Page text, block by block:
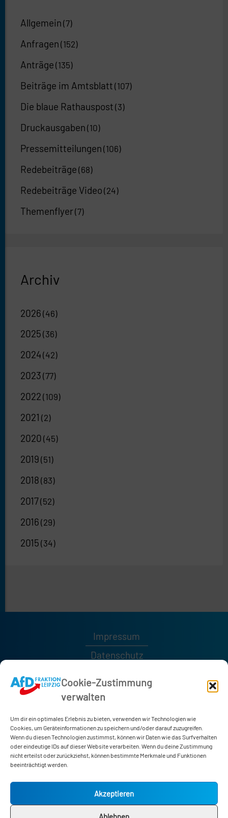
Cookie-Zustimmung
verwalten
Um dir ein optimales Erlebnis zu bieten, verwenden wir Technologien wie
Cookies, um Geräteinformationen zu speichern und/oder darauf zuzugreifen.
Wenn du diesen Technologien zustimmst, können wir Daten wie das Surfverhalten
oder eindeutige IDs auf dieser Website verarbeiten. Wenn du deine Zustimmung
nicht erteilst oder zurückziehst, können bestimmte Merkmale und Funktionen
beeinträchtigt werden.
Akzeptieren
Allgemein (7)
Anfragen (152)
Anträge (135)
Beiträge im Amtsblatt (107)
Die blaue Rathauspost (3)
Druckausgaben (10)
Pressemitteilungen (106)
Redebeiträge (68)
Redebeiträge Video (24)
Themenflyer(7)
Archiv
2026 (46)
2025 (36)
2024 (42)
2023 (77)
2022 (109)
2021 (2)
2020 (45)
2019 (51)
2018 (83)
2017(52)
2016 (29)
2015 (34)
Neues Rathaus
04109 Leipzig
Zimmer 178
Impressum
Datenschutz
0341 / 1232189
0341 / 1232185
afd-fraktion@leipzig.de